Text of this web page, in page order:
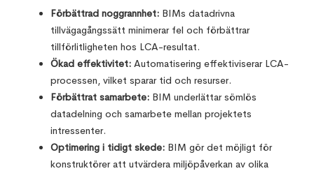
Förbättrad noggrannhet: BIMs datadrivna
tillvägagångssätt minimerar fel och förbättrar
tillförlitligheten hos LCA-resultat.
Ökad effektivitet: Automatisering effektiviserar LCA-
processen, vilket sparar tid och resurser.
Förbättrat samarbete: BIM underlättar sömlös
datadelning och samarbete mellan projektets
intressenter.
Optimering i tidigt skede: BIM gör det möjligt för
konstruktörer att utvärdera miljöpåverkan av olika